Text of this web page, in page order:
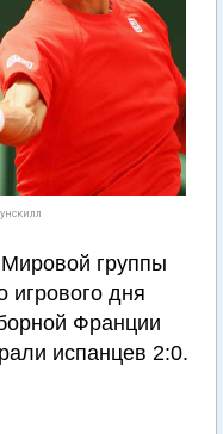
группы
игрового дня
Франции
испанцев 2:0.